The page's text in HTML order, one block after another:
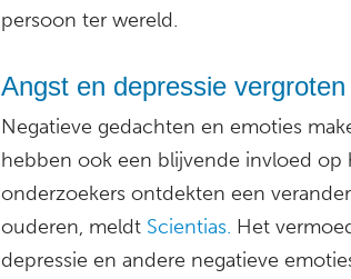
persoon ter wereld.
Angst en depressie
Negatieve gedachten en emoties
hebben ook een blijvende invloed op
onderzoekers ontdekten een
ouderen, meldt Scientias. Het
depressie en andere negatieve